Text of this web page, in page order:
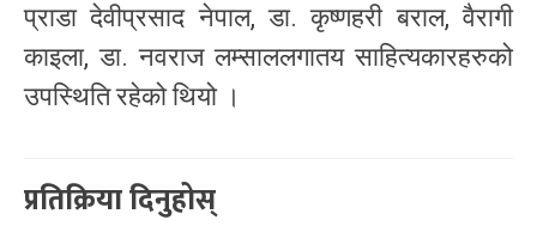
प्राडा देवीप्रसाद नेपाल, डा. कृष्णहरी बराल, वैरागी
काइला, डा. नवराज लम्साललगातय साहित्यकारहरुको
उपस्थिति रहेको थियो ।
प्रतिक्रिया दिनुहोस्